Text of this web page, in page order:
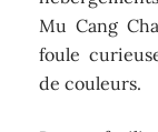
Mu Cang
foule
de couleurs.